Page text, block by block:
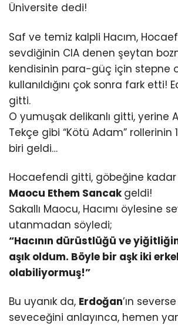
Üniversite dedi!
Saf ve temiz kalpli Hacım,
sevdiğinin CIA denen şeytan
kendisinin para-güç için stepne
kullanıldığını çok sonra fark etti!
gitti.
O yumuşak delikanlı gitti, yerine
Tekçe gibi “Kötü Adam” rollerinin
biri geldi…
Hocaefendi gitti, göbeğine kadar
Maocu Ethem Sancakgeldi!
Sakallı Maocu, Hacımı öylesine
utanmadan söyledi;
“Hacının dürüstlüğü ve
aşık oldum. Böyle bir aşk iki
olabiliyormuş!”
Bu uyanık da, Erdoğan’ın
seveceğini anlayınca, hemen